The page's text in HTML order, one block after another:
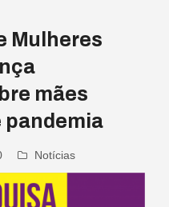
Mulheres
mães
pandemia
Notícias